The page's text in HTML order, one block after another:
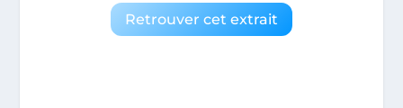
Retrouver cet extrait